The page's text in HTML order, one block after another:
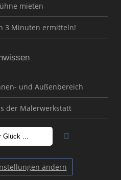
mieten
3 Minuten ermitteln!
und Außenbereich
der Malerwerkstatt
ändern